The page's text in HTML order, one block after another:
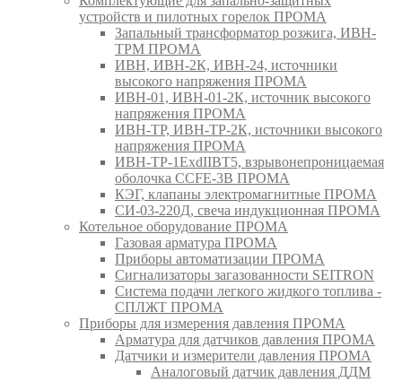
устройств и пилотных горелок ПРОМА
Запальный трансформатор розжига, ИВН-
ТРМ ПРОМА
ИВН, ИВН-2К, ИВН-24, источники
высокого напряжения ПРОМА
ИВН-01, ИВН-01-2К, источник высокого
напряжения ПРОМА
ИВН-ТР, ИВН-ТР-2К, источники высокого
напряжения ПРОМА
ИВН-ТР-1ExdIIBT5, взрывонепроницаемая
оболочка CCFE-3B ПРОМА
КЭГ, клапаны электромагнитные ПРОМА
СИ-03-220Д, свеча индукционная ПРОМА
Котельное оборудование ПРОМА
Газовая арматура ПРОМА
Приборы автоматизации ПРОМА
Сигнализаторы загазованности SEITRON
Система подачи легкого жидкого топлива -
СПЛЖТ ПРОМА
Приборы для измерения давления ПРОМА
Арматура для датчиков давления ПРОМА
Датчики и измерители давления ПРОМА
Аналоговый датчик давления ДДМ